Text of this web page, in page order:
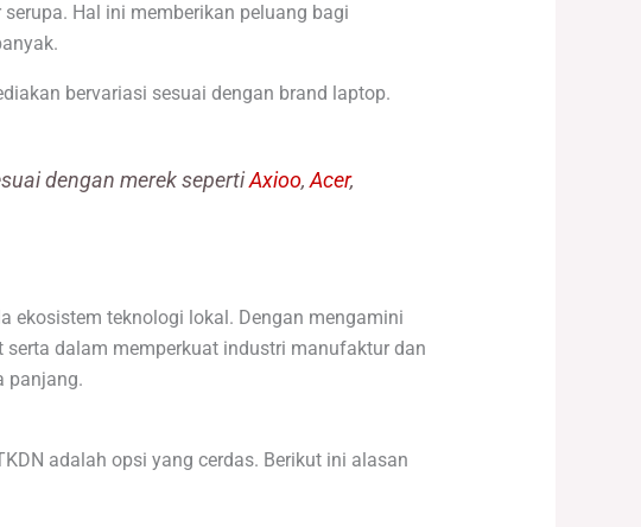
Hal ini memberikan peluang bagi
bervariasi sesuai dengan brand laptop.
dengan merek sepertiAxioo,Acer,
ekosistem teknologi lokal. Dengan mengamini
dalam memperkuat industri manufaktur dan
panjang.
adalah opsi yang cerdas. Berikut ini alasan